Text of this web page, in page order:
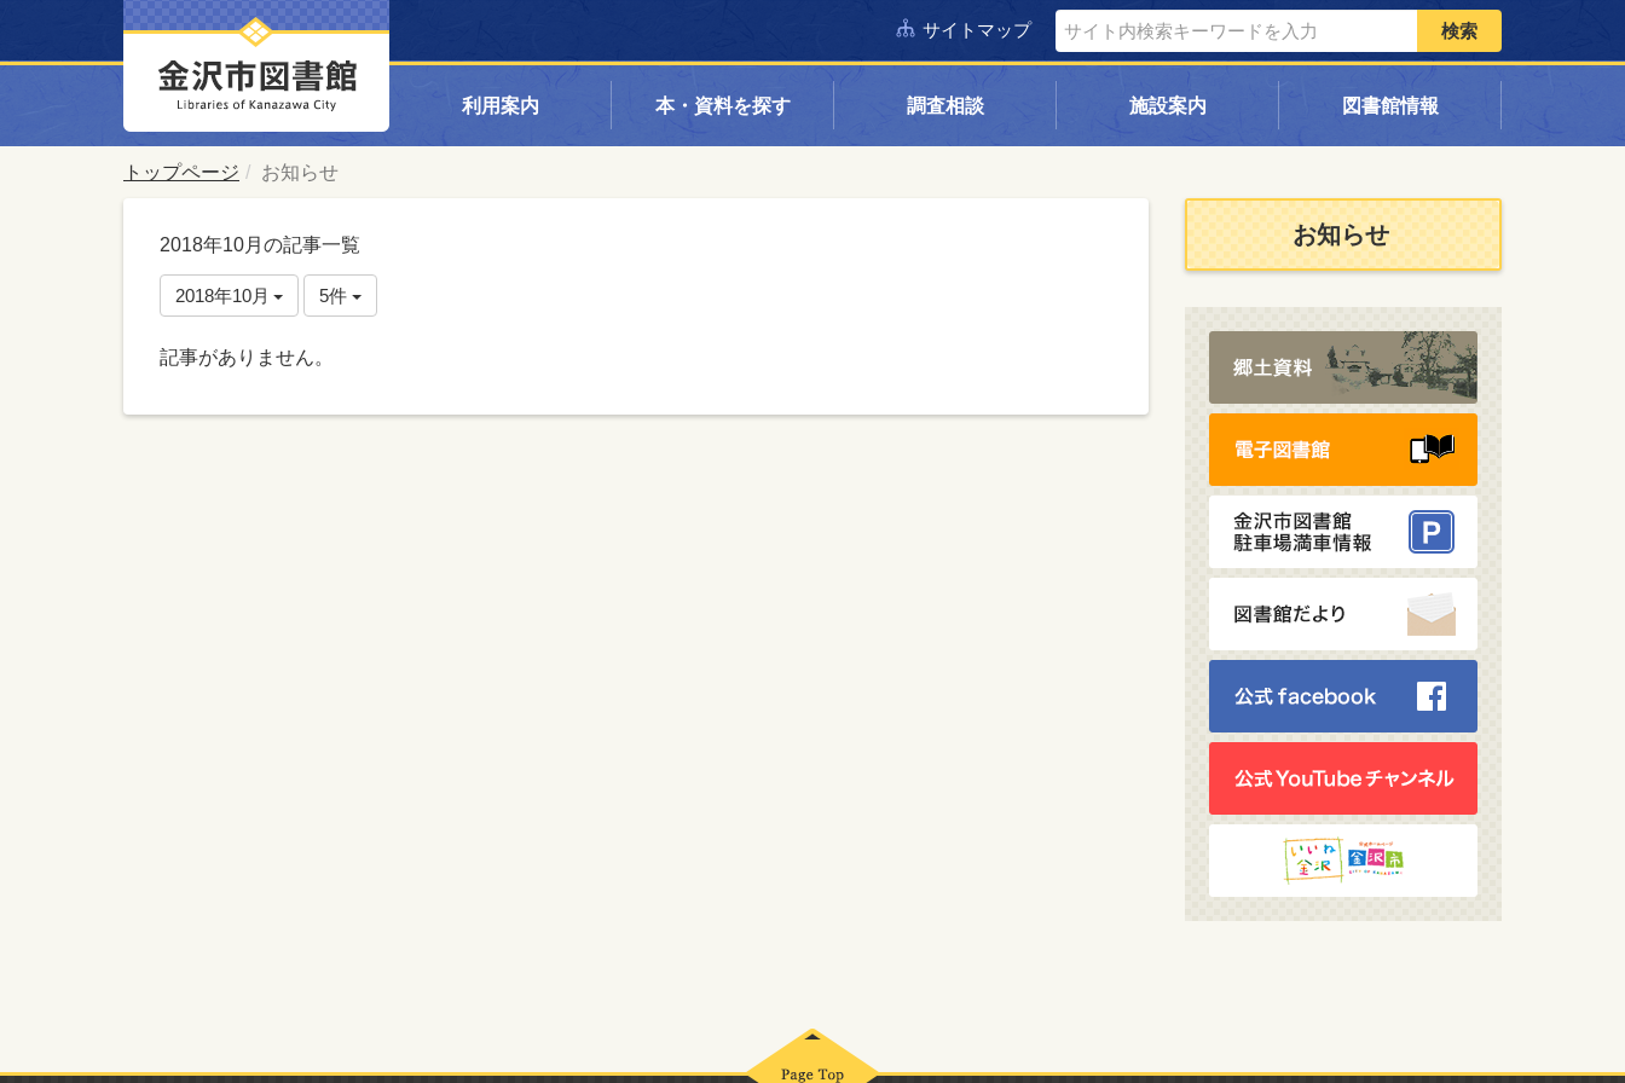
サイトマップ 検索
利用案内 本・資料を探す 調査相談 施設案内 図書館情報
トップページ お知らせ
2018年10月の記事一覧
2018年10月 5件
記事がありません。
お知らせ